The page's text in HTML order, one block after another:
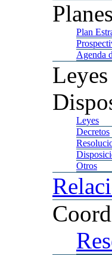
Planes
Plan
Agenda
Leyes
Leyes
Decretos
Otros